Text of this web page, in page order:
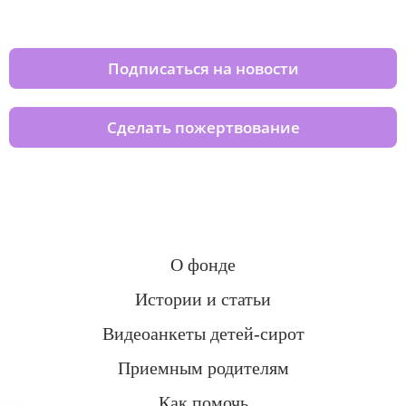
Подписаться на новости
Сделать пожертвование
О фонде
Истории и статьи
Видеоанкеты детей-сирот
Приемным родителям